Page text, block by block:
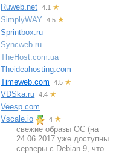
Ruweb.net
4.1 ★
SimplyWAY
4.5 ★
Sprintbox.ru
Syncweb.ru
TheHost.com.ua
Theideahosting.com
Timeweb.com
4.5 ★
VDSka.ru
4.4 ★
Veesp.com
Vscale.io
4 ★
свежие образы ОС (на
24.06.2017 уже доступны
серверы с Debian 9, что